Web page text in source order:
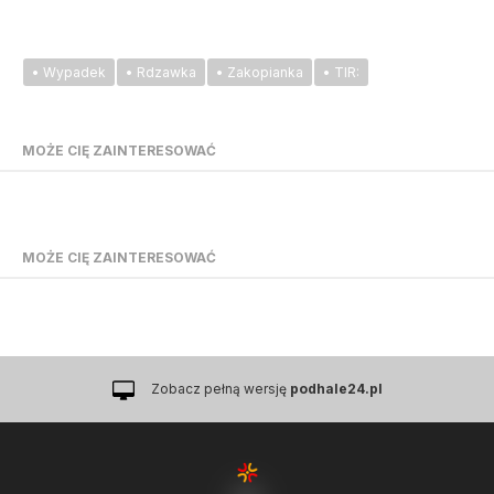
• Wypadek • Rdzawka • Zakopianka • TIR:
MOŻE CIĘ ZAINTERESOWAĆ
MOŻE CIĘ ZAINTERESOWAĆ
Zobacz pełną wersję podhale24.pl